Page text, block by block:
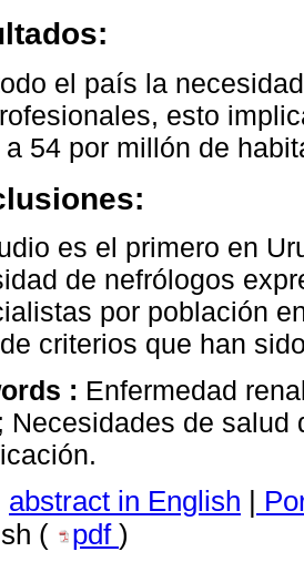
el país la
esto
a 54 por millón de
es el primero en
de nefrólogos
por población
criterios que han
: Enfermedad
Necesidades de salud
abstract in English
(
pdf )